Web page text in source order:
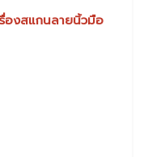
องสแกนลายนิ้วมือ